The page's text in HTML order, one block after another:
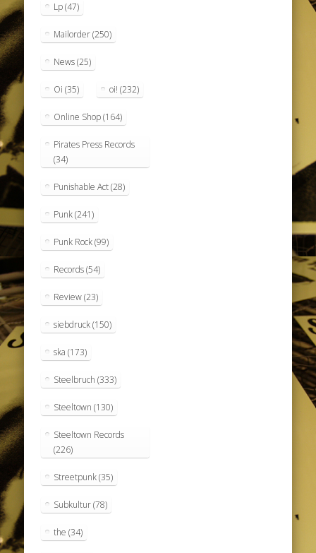
Lp(47)
Mailorder(250)
News(25)
Oi (35) oi! (232)
Online Shop(164)
Pirates Press Records
(34)
Punishable Act(28)
Punk(241)
Punk Rock(99)
Records(54)
Review(23)
siebdruck(150)
ska (173)
Steelbruch (333)
Steeltown (130)
Steeltown Records
(226)
Streetpunk(35)
Subkultur(78)
the (34)